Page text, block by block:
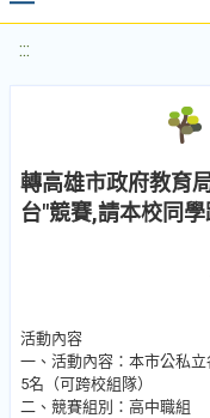
:::
轉高雄市政府教育
台"競賽,請本校同
活動內容
一、活動內容：本市公私
5名（可跨校組隊）
二、競賽組別：高中職組